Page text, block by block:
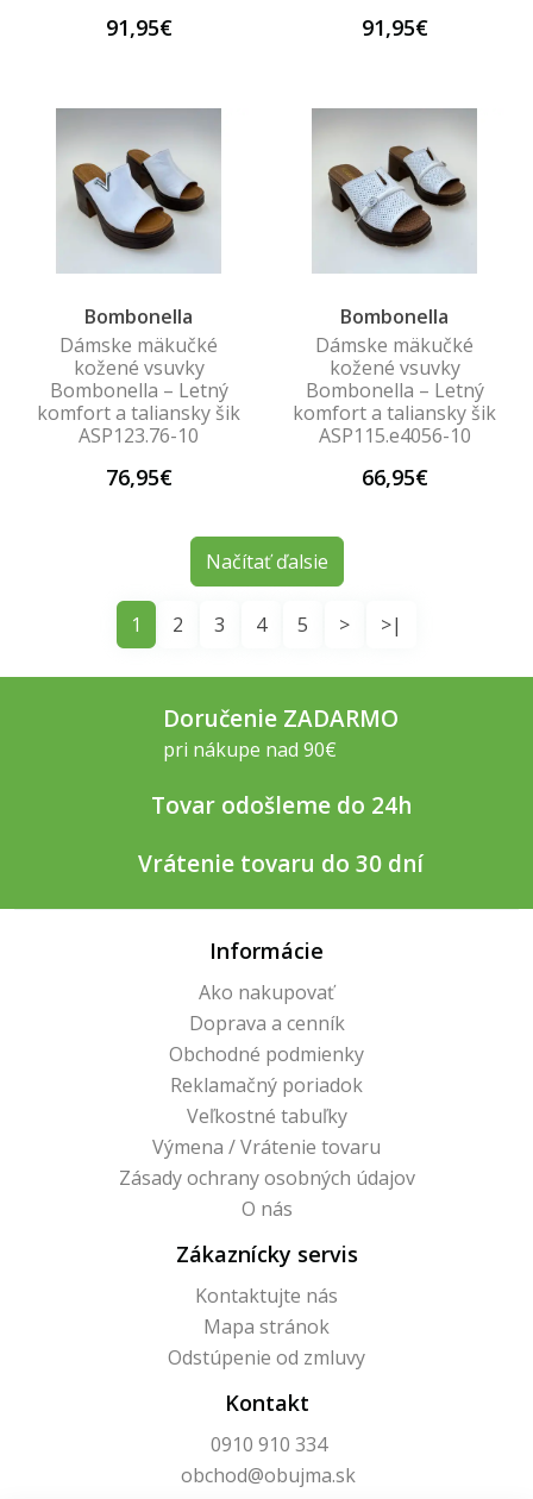
91,95€ 91,95€
Bombonella
Dámske mäkučké
kožené vsuvky
Bombonella – Letný
komfort a taliansky šik
ASP123.76-10
76,95€
Bombonella
Dámske mäkučké
kožené vsuvky
Bombonella – Letný
komfort a taliansky šik
ASP115.e4056-10
66,95€
Načítať ďalsie
1 2 3 4 5 > >|
Doručenie ZADARMO
pri nákupe nad 90€
Tovar odošleme do 24h
Vrátenie tovaru do 30 dní
Informácie
Ako nakupovať
Doprava a cenník
Obchodné podmienky
Reklamačný poriadok
Veľkostné tabuľky
Výmena / Vrátenie tovaru
Zásady ochrany osobných údajov
O nás
Zákaznícky servis
Kontaktujte nás
Mapa stránok
Odstúpenie od zmluvy
Kontakt
0910 910 334
obchod@obujma.sk